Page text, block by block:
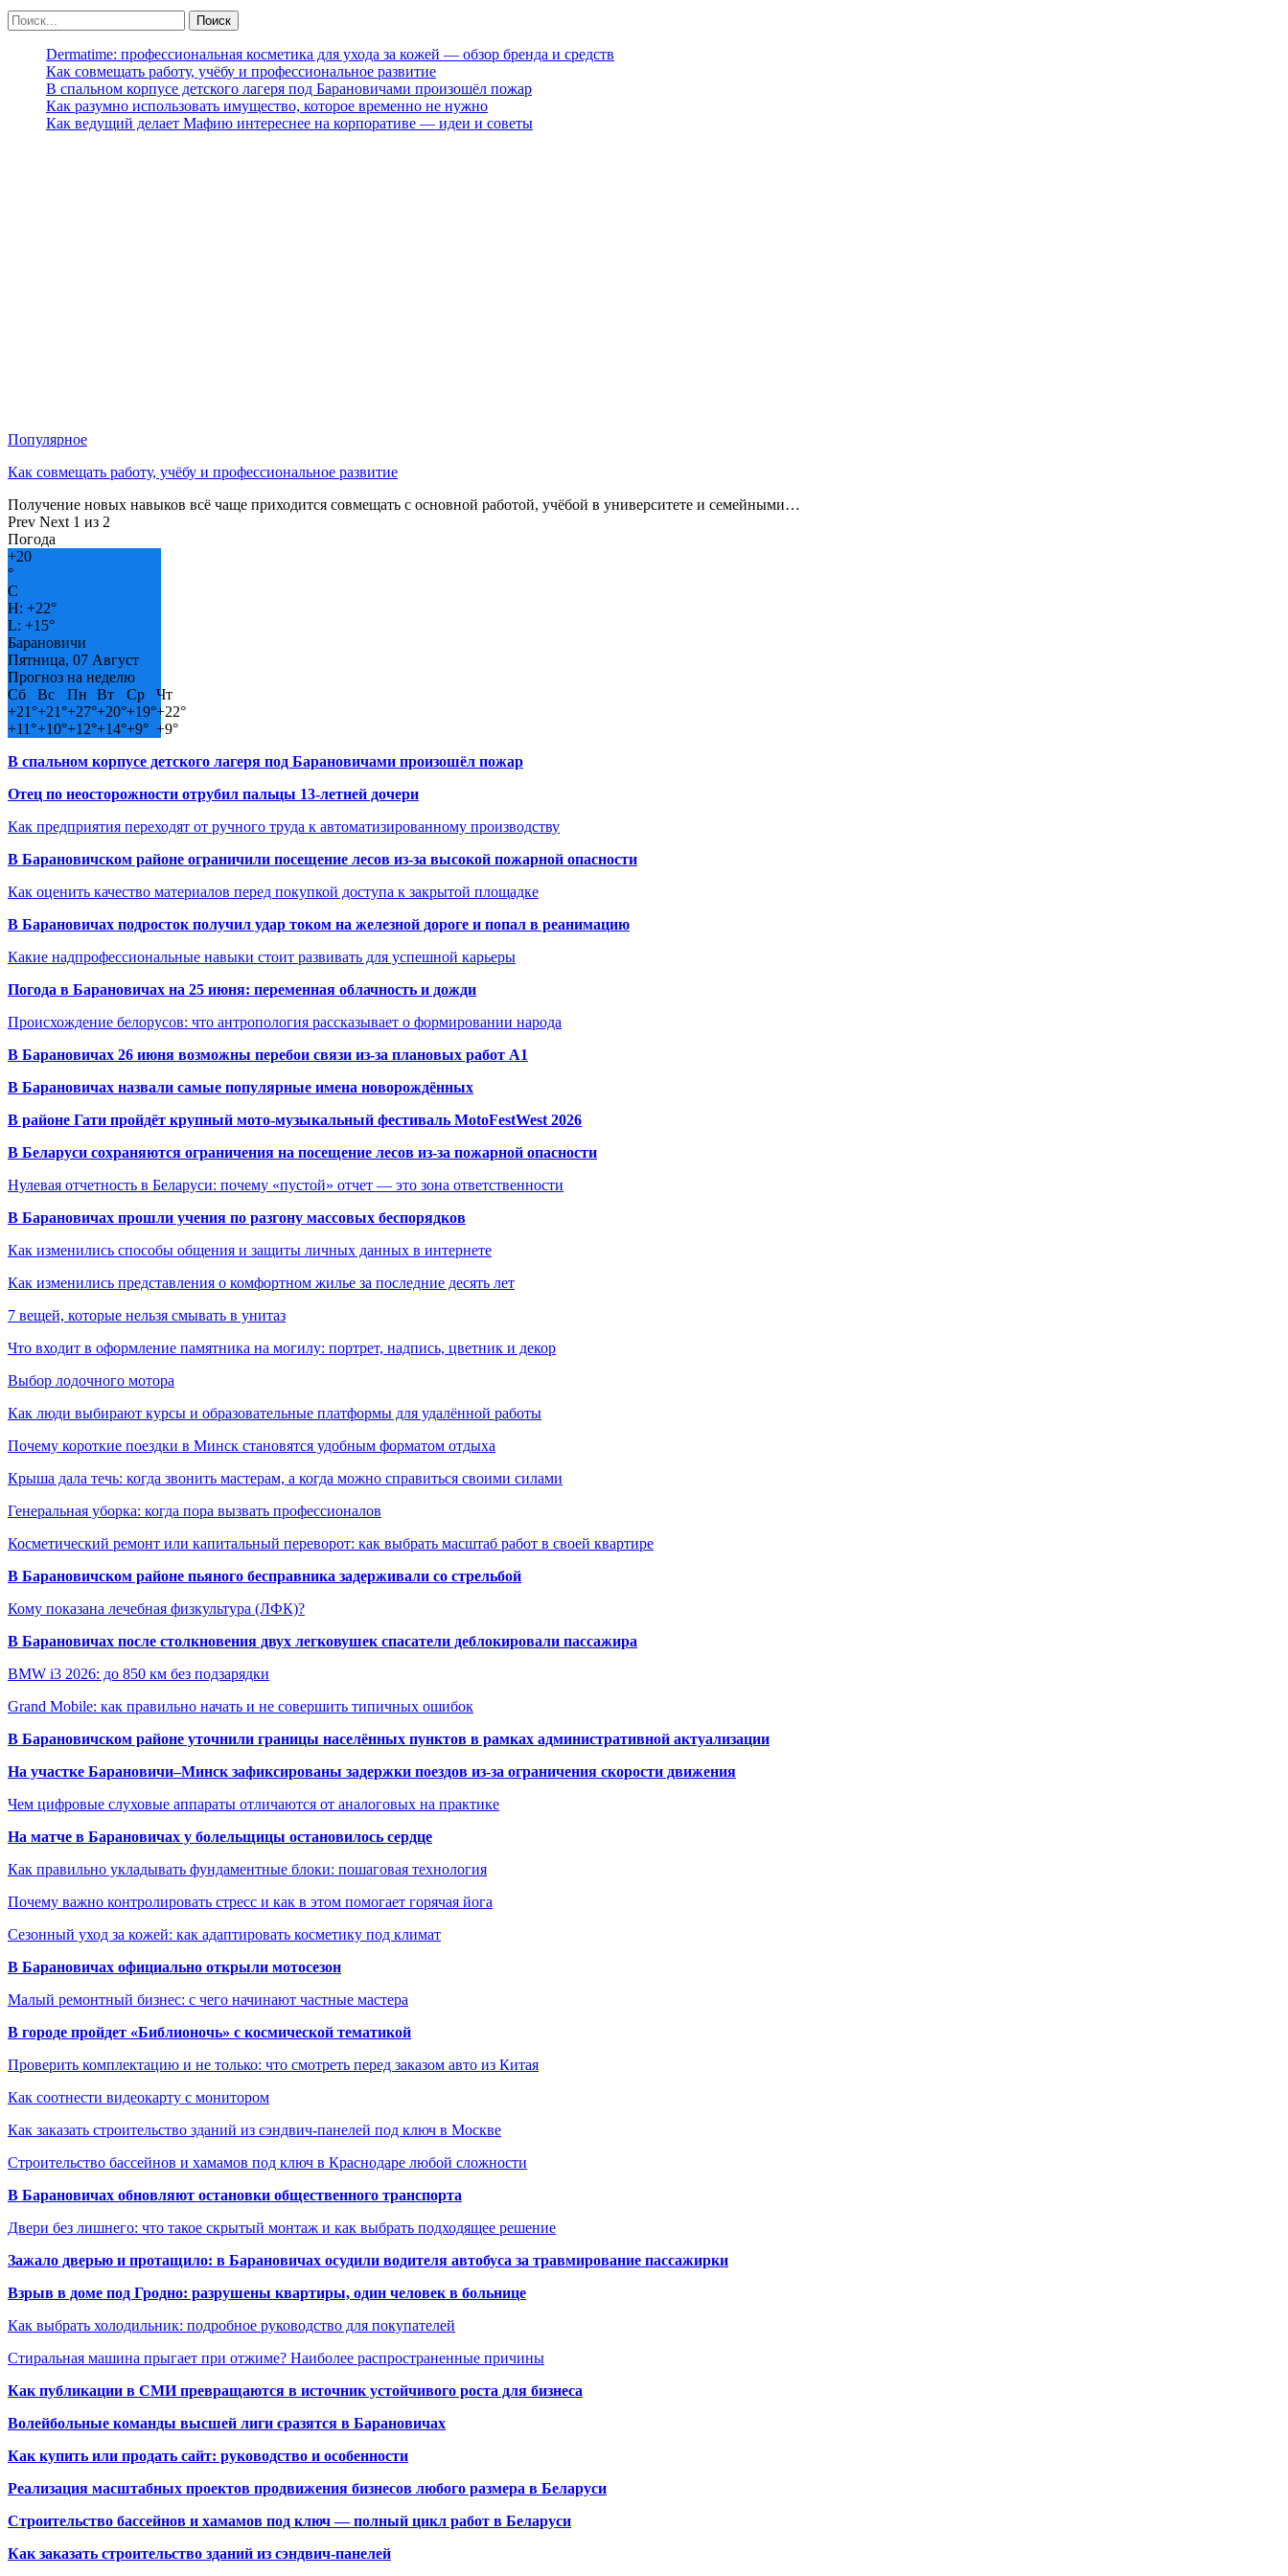
Dermatime: профессиональная косметика для ухода за кожей — обзор бренда и средств
Как совмещать работу, учёбу и профессиональное развитие
В спальном корпусе детского лагеря под Барановичами произошёл пожар
Как разумно использовать имущество, которое временно не нужно
Как ведущий делает Мафию интереснее на корпоративе — идеи и советы
Популярное
Как совмещать работу, учёбу и профессиональное развитие
Получение новых навыков всё чаще приходится совмещать с основной работой, учёбой в университете и семейными…
Prev Next 1 из 2
Погода
+20
°
C
H: +22°
L: +15°
Барановичи
Пятница, 07 Август
Прогноз на неделю
Сб
Вс Пн Вт Ср
Чт
+21°+21°+27°+20°+19°+22°
+11°+10°+12°+14°+9° +9°
В спальном корпусе детского лагеря под Барановичами произошёл пожар
Отец по неосторожности отрубил пальцы 13-летней дочери
Как предприятия переходят от ручного труда к автоматизированному производству
В Барановичском районе ограничили посещение лесов из-за высокой пожарной опасности
Как оценить качество материалов перед покупкой доступа к закрытой площадке
В Барановичах подросток получил удар током на железной дороге и попал в реанимацию
Какие надпрофессиональные навыки стоит развивать для успешной карьеры
Погода в Барановичах на 25 июня: переменная облачность и дожди
Происхождение белорусов: что антропология рассказывает о формировании народа
В Барановичах 26 июня возможны перебои связи из-за плановых работ A1
В Барановичах назвали самые популярные имена новорождённых
В районе Гати пройдёт крупный мото-музыкальный фестиваль MotoFestWest 2026
В Беларуси сохраняются ограничения на посещение лесов из-за пожарной опасности
Нулевая отчетность в Беларуси: почему «пустой» отчет — это зона ответственности
В Барановичах прошли учения по разгону массовых беспорядков
Как изменились способы общения и защиты личных данных в интернете
Как изменились представления о комфортном жилье за последние десять лет
7 вещей, которые нельзя смывать в унитаз
Что входит в оформление памятника на могилу: портрет, надпись, цветник и декор
Выбор лодочного мотора
Как люди выбирают курсы и образовательные платформы для удалённой работы
Почему короткие поездки в Минск становятся удобным форматом отдыха
Крыша дала течь: когда звонить мастерам, а когда можно справиться своими силами
Генеральная уборка: когда пора вызвать профессионалов
Косметический ремонт или капитальный переворот: как выбрать масштаб работ в своей квартире
В Барановичском районе пьяного бесправника задерживали со стрельбой
Кому показана лечебная физкультура (ЛФК)?
В Барановичах после столкновения двух легковушек спасатели деблокировали пассажира
BMW i3 2026: до 850 км без подзарядки
Grand Mobile: как правильно начать и не совершить типичных ошибок
В Барановичском районе уточнили границы населённых пунктов в рамках административной актуализации
На участке Барановичи–Минск зафиксированы задержки поездов из-за ограничения скорости движения
Чем цифровые слуховые аппараты отличаются от аналоговых на практике
На матче в Барановичах у болельщицы остановилось сердце
Как правильно укладывать фундаментные блоки: пошаговая технология
Почему важно контролировать стресс и как в этом помогает горячая йога
Сезонный уход за кожей: как адаптировать косметику под климат
В Барановичах официально открыли мотосезон
Малый ремонтный бизнес: с чего начинают частные мастера
В городе пройдет «Библионочь» с космической тематикой
Проверить комплектацию и не только: что смотреть перед заказом авто из Китая
Как соотнести видеокарту с монитором
Как заказать строительство зданий из сэндвич-панелей под ключ в Москве
Строительство бассейнов и хамамов под ключ в Краснодаре любой сложности
В Барановичах обновляют остановки общественного транспорта
Двери без лишнего: что такое скрытый монтаж и как выбрать подходящее решение
Зажало дверью и протащило: в Барановичах осудили водителя автобуса за травмирование пассажирки
Взрыв в доме под Гродно: разрушены квартиры, один человек в больнице
Как выбрать холодильник: подробное руководство для покупателей
Стиральная машина прыгает при отжиме? Наиболее распространенные причины
Как публикации в СМИ превращаются в источник устойчивого роста для бизнеса
Волейбольные команды высшей лиги сразятся в Барановичах
Как купить или продать сайт: руководство и особенности
Реализация масштабных проектов продвижения бизнесов любого размера в Беларуси
Строительство бассейнов и хамамов под ключ — полный цикл работ в Беларуси
Как заказать строительство зданий из сэндвич-панелей